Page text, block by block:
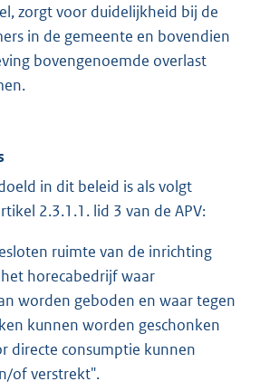
zorgt voor duidelijkheid bij de
in de gemeente en bovendien
bovengenoemde overlast
in dit beleid is als volgt
2.3.1.1. lid 3 van de APV:
ruimte van de inrichting
horecabedrijf waar
worden geboden en waar tegen
kunnen worden geschonken
directe consumptie kunnen
of verstrekt".